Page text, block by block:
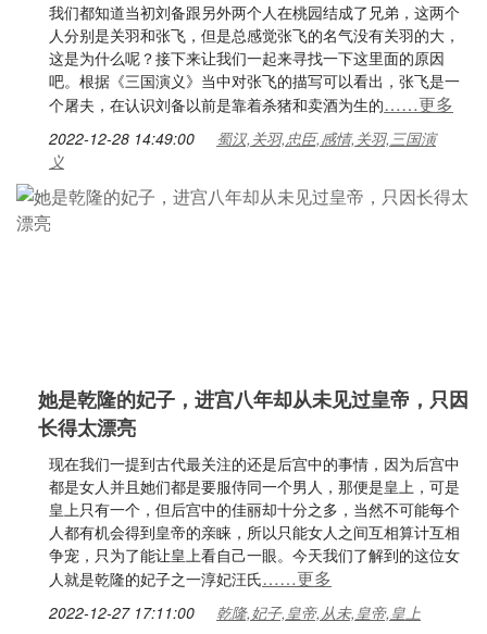
我们都知道当初刘备跟另外两个人在桃园结成了兄弟，这两个
人分别是关羽和张飞，但是总感觉张飞的名气没有关羽的大，
这是为什么呢？接下来让我们一起来寻找一下这里面的原因
吧。根据《三国演义》当中对张飞的描写可以看出，张飞是一
个屠夫，在认识刘备以前是靠着杀猪和卖酒为生的……更多
2022-12-28 14:49:00
蜀汉,关羽,忠臣,感情,关羽,三国演
义
她是乾隆的妃子，进宫八年却从未见过皇帝，只因
长得太漂亮
现在我们一提到古代最关注的还是后宫中的事情，因为后宫中
都是女人并且她们都是要服侍同一个男人，那便是皇上，可是
皇上只有一个，但后宫中的佳丽却十分之多，当然不可能每个
人都有机会得到皇帝的亲睐，所以只能女人之间互相算计互相
争宠，只为了能让皇上看自己一眼。今天我们了解到的这位女
人就是乾隆的妃子之一淳妃汪氏……更多
2022-12-27 17:11:00 乾隆,妃子,皇帝,从未,皇帝,皇上